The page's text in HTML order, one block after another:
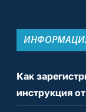
Как
инструкция